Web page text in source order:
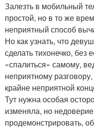
Залезть в мобильный
простой, но в то же
неприятный способ
Но как узнать, что
сделать тихонечко, без
«спалиться» самому,
неприятному
крайне неприятной
Тут нужна особая
изменяла, но
продемонстрировать,